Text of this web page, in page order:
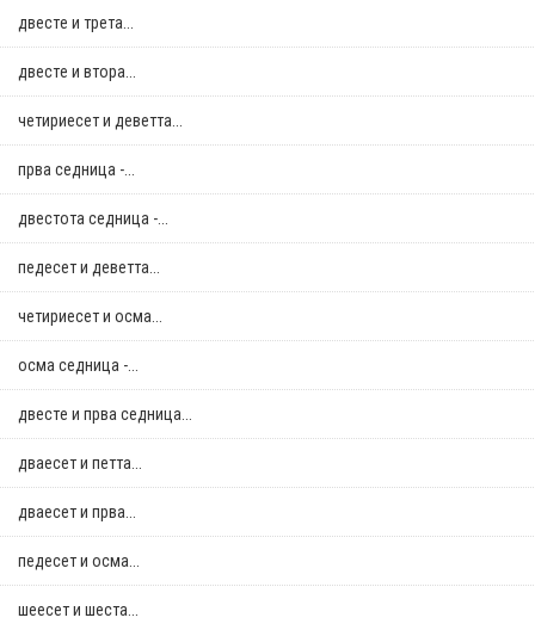
двестe и трета...
двестe и втора...
четириесет и деветта...
прва седница -...
двестота седница -...
педесет и деветта...
четириесет и осма...
осма седница -...
двестe и прва седница...
дваесет и петта...
дваесет и прва...
педесет и осма...
шеесет и шеста...